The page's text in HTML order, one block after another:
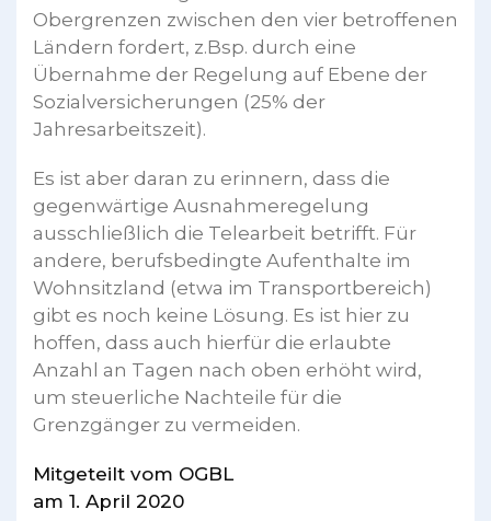
Obergrenzen zwischen den vier betroffenen
Ländern fordert, z.Bsp. durch eine
Übernahme der Regelung auf Ebene der
Sozialversicherungen (25% der
Jahresarbeitszeit).
Es ist aber daran zu erinnern, dass die
gegenwärtige Ausnahmeregelung
ausschließlich die Telearbeit betrifft. Für
andere, berufsbedingte Aufenthalte im
Wohnsitzland (etwa im Transportbereich)
gibt es noch keine Lösung. Es ist hier zu
hoffen, dass auch hierfür die erlaubte
Anzahl an Tagen nach oben erhöht wird,
um steuerliche Nachteile für die
Grenzgänger zu vermeiden.
Mitgeteilt vom OGBL
am 1. April 2020